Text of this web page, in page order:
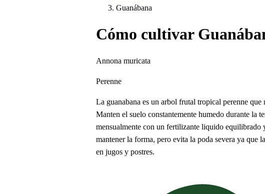
Guanábana
Cómo cultivar
Annona muricata
Perenne
La guanabana es un arbol frutal tropical perenne
Manten el suelo constantemente humedo durante la
mensualmente con un fertilizante liquido equilibrado
mantener la forma, pero evita la poda severa ya que
en jugos y postres.